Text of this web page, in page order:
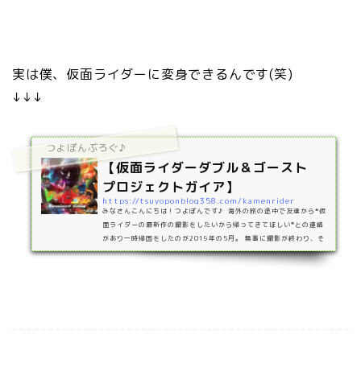
実は僕、仮面ライダーに変身できるんです(笑)
↓↓↓
つよぽんぶろぐ♪
【仮面ライダーダブル＆ゴースト
プロジェクトガイア】
https://tsuyoponblog358.com/kamenrider
みなさんこんにちは！つよぽんです♪ 海外の旅の途中で友達から❝仮
面ライダーの最新作の撮影をしたいから帰ってきてほしい❞との連絡
があり一時帰国をしたのが2019年の5月。 無事に撮影が終わり、そ
こから友達が仕事で忙しい中1年以上かけて編集をしてくれ 2020年8
月11日とうとう完成しました！！https://www.youtube.com/watc